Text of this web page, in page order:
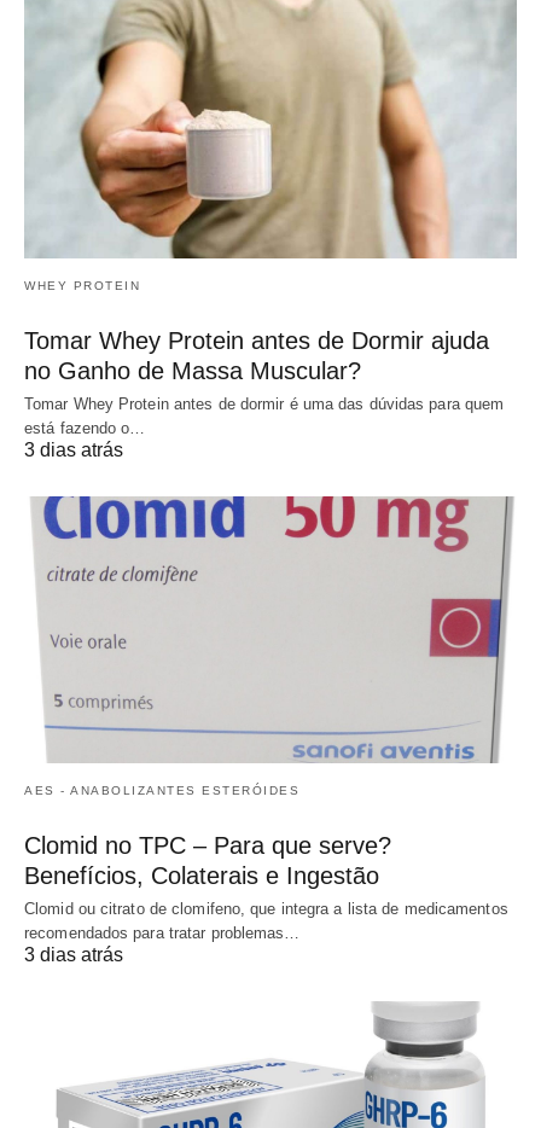
WHEY PROTEIN
Tomar Whey Protein antes de Dormir ajuda
no Ganho de Massa Muscular?
Tomar Whey Protein antes de dormir é uma das dúvidas para quem
está fazendo o…
3 dias atrás
AES - ANABOLIZANTES ESTERÓIDES
Clomid no TPC – Para que serve?
Benefícios, Colaterais e Ingestão
Clomid ou citrato de clomifeno, que integra a lista de medicamentos
recomendados para tratar problemas…
3 dias atrás